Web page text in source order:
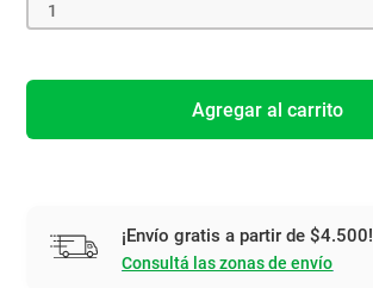
1
Agregar al carrito
¡Envío gratis a partir de $4.500!
Consultá las zonas de envío